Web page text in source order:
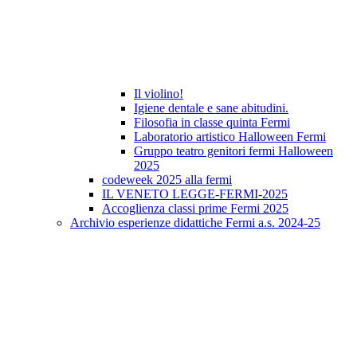
Il violino!
Igiene dentale e sane abitudini.
Filosofia in classe quinta Fermi
Laboratorio artistico Halloween Fermi
Gruppo teatro genitori fermi Halloween
2025
codeweek 2025 alla fermi
IL VENETO LEGGE-FERMI-2025
Accoglienza classi prime Fermi 2025
Archivio esperienze didattiche Fermi a.s. 2024-25